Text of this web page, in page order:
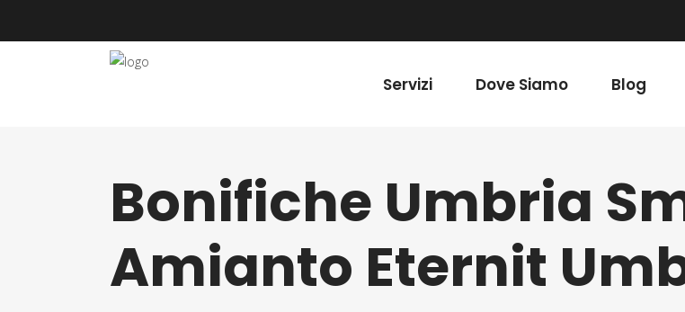
Servizi Dove Siamo Blog
Bonifiche Umbria
Amianto Eternit